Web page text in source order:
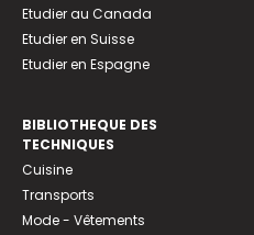
Etudier au Canada
Etudier en Suisse
Etudier en Espagne
BIBLIOTHEQUE DES
TECHNIQUES
Cuisine
Transports
Mode - Vêtements